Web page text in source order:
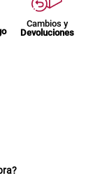
Cambios y
Devoluciones